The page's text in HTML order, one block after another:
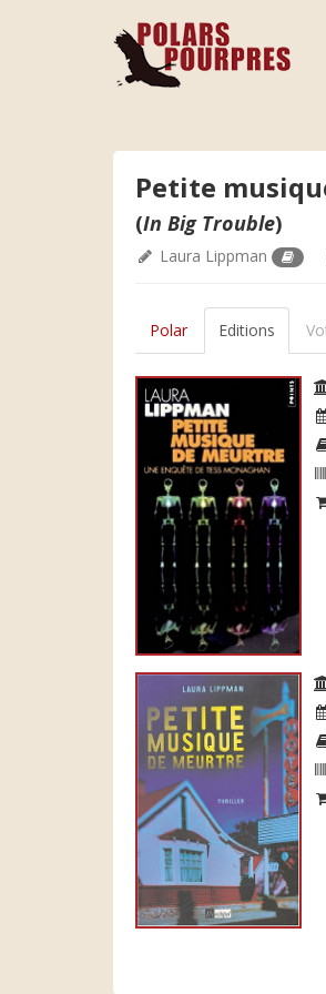
Petite
(In Big Trouble)
Laura Lippman
Polar Editions